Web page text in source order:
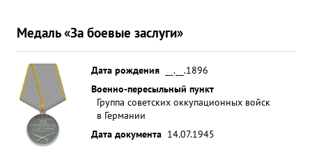
Медаль «За боевые заслуги»
Дата рождения
__.__.1896
Военно-пересыльный пункт
Группа советских оккупационных войск
в Германии
Дата документа 14.07.1945